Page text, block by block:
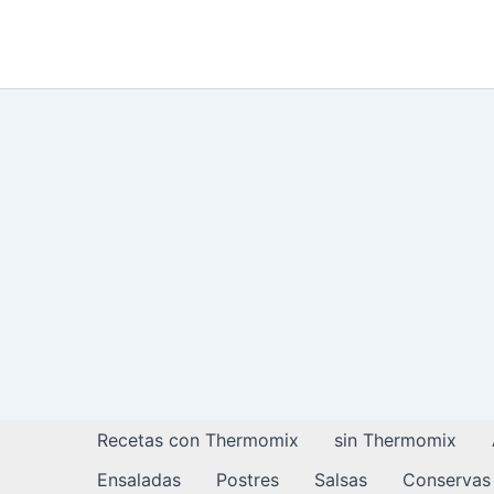
Recetas con Thermomix sin Thermomix
Ensaladas
Postres Salsas Conservas